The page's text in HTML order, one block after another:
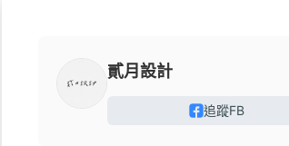
貳月設計
追蹤FB